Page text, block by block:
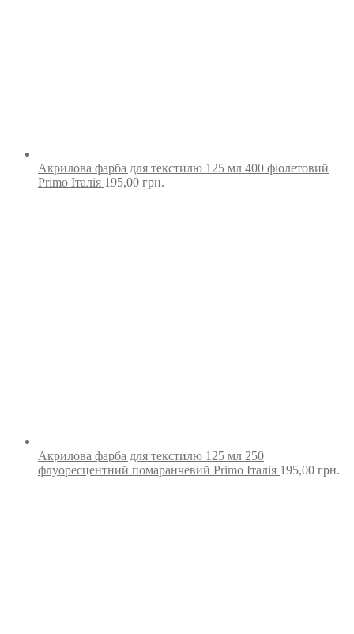
Акрилова фарба для текстилю 125 мл 400 фіолетовий
Primo Італія 195,00 грн.
Акрилова фарба для текстилю 125 мл 250
флуоресцентний помаранчевий Primo Італія 195,00 грн.